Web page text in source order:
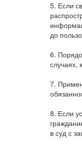
5. Если
до
6.
случаях,
7.
8. Если
в суд с